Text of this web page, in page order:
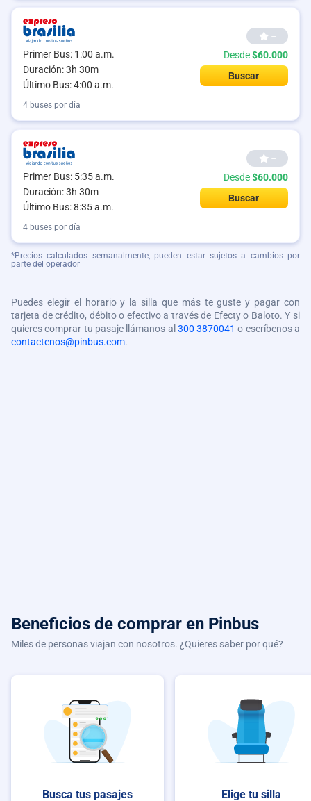
Primer Bus: 1:00 a.m.
Duración: 3h 30m
Último Bus: 4:00 a.m.
--
Desde$60.000
Buscar
4 buses por día
Primer Bus: 5:35 a.m.
Duración: 3h 30m
Último Bus: 8:35 a.m.
--
Desde$60.000
Buscar
4 buses por día
*Precios calculados semanalmente, pueden estar sujetos a cambios por
parte del operador
Puedes elegir el horario y la silla que más te guste y pagar con
tarjeta de crédito, débito o efectivo a través de Efecty o Baloto. Y si
quieres comprar tu pasaje llámanos al 300 3870041 o escríbenos a
contactenos@pinbus.com.
Beneficios de comprar en Pinbus
Miles de personas viajan con nosotros. ¿Quieres saber por qué?
Busca tus pasajes Elige tu silla